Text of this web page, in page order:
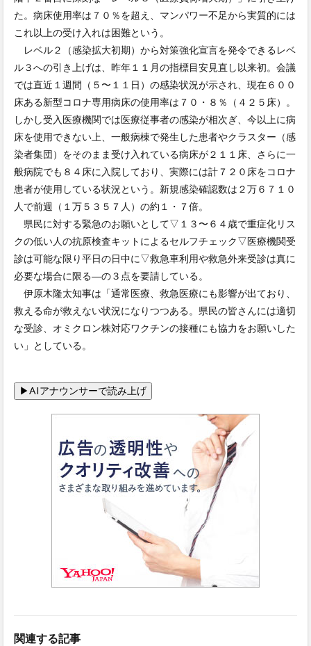
た。病床使用率は７０％を超え、マンパワー不足から実質的には
これ以上の受け入れは困難という。
レベル２（感染拡大初期）から対策強化宣言を発令できるレベ
ル３への引き上げは、昨年１１月の指標目安見直し以来初。会議
では直近１週間（５〜１１日）の感染状況が示され、現在６００
床ある新型コロナ専用病床の使用率は７０・８％（４２５床）。
しかし受入医療機関では医療従事者の感染が相次ぎ、今以上に病
床を使用できない上、一般病棟で発生した患者やクラスター（感
染者集団）をそのまま受け入れている病床が２１１床、さらに一
般病院でも８４床に入院しており、実際には計７２０床をコロナ
患者が使用している状況という。新規感染確認数は２万６７１０
人で前週（１万５３５７人）の約１・７倍。
県民に対する緊急のお願いとして▽１３〜６４歳で重症化リス
クの低い人の抗原検査キットによるセルフチェック▽医療機関受
診は可能な限り平日の日中に▽救急車利用や救急外来受診は真に
必要な場合に限る―の３点を要請している。
伊原木隆太知事は「通常医療、救急医療にも影響が出ており、
救える命が救えない状況になりつつある。県民の皆さんには適切
な受診、オミクロン株対応ワクチンの接種にも協力をお願いした
い」としている。
関連する記事